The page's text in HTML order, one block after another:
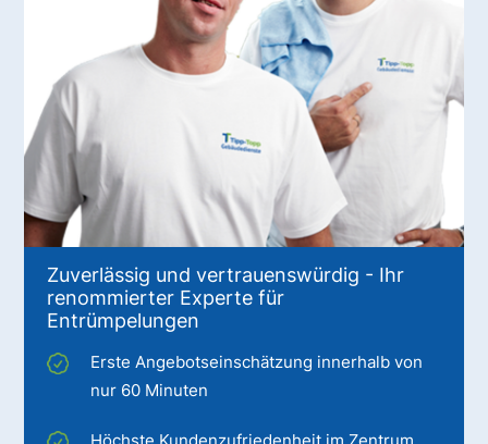
Zuverlässig und vertrauenswürdig - Ihr
renommierter Experte für
Entrümpelungen
Erste Angebotseinschätzung innerhalb von
nur 60 Minuten